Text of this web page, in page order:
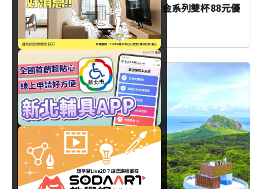
項第二杯半價」、序序茶「沫啡金系列雙杯88元優
惠」同步登場
優惠
臺北